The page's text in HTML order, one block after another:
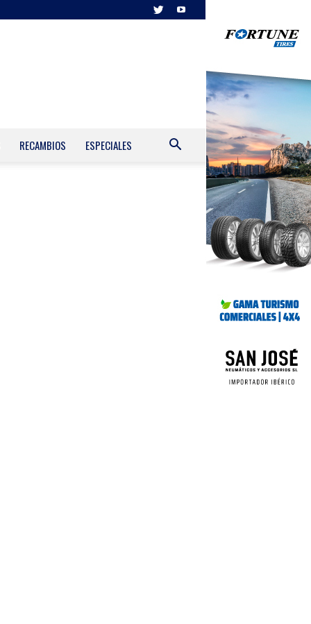
RECAMBIOS ESPECIALES